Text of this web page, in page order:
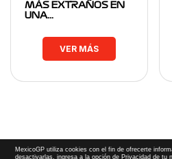
MÁS EXTRAÑOS EN
UNA…
VER MÁS
MexicoGP utiliza cookies con el fin de ofrecerte
desactivarlas, ingresa a la opción de Privacidad de tu